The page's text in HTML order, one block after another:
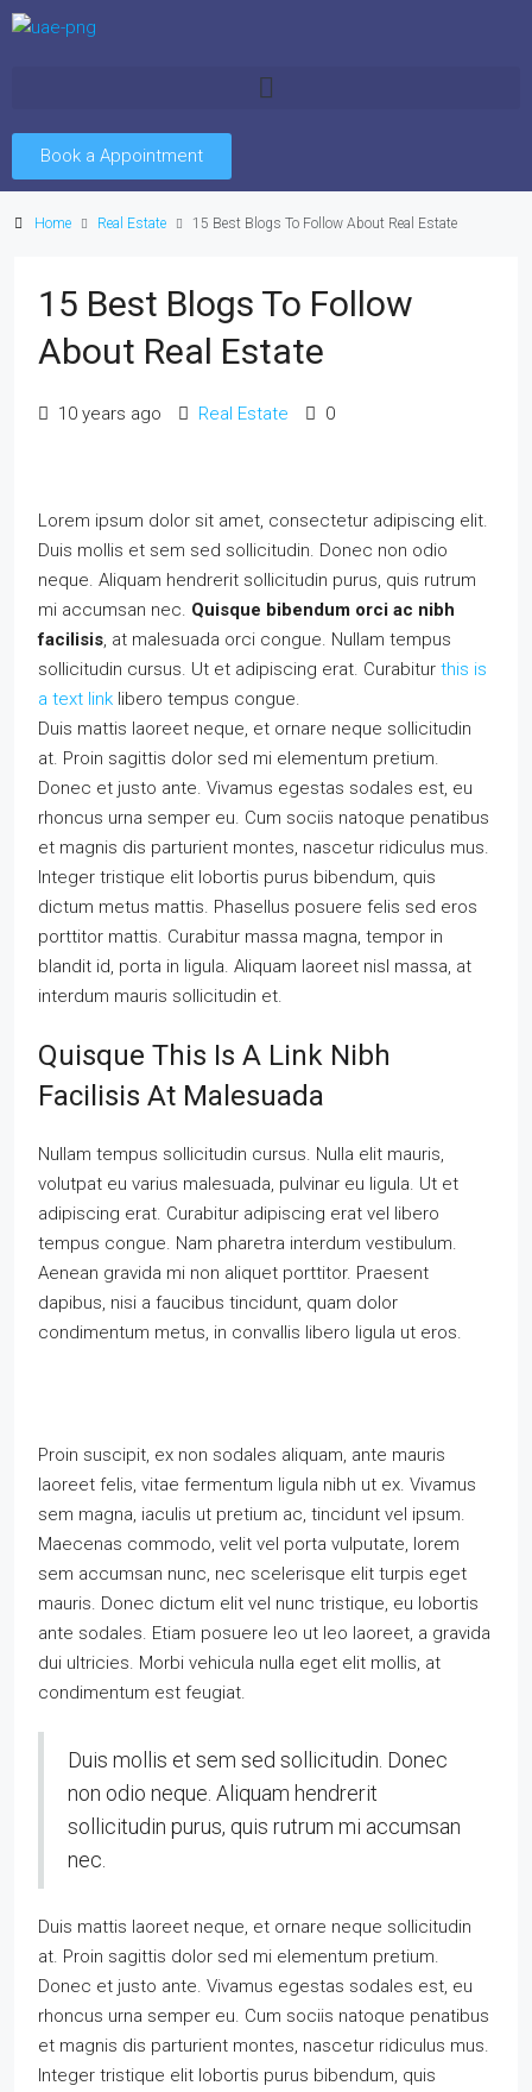
Book a Appointment
Home Real Estate 15 Best Blogs To Follow About Real Estate
15 Best Blogs To Follow
About Real Estate
10 years ago Real Estate 0
Lorem ipsum dolor sit amet, consectetur adipiscing elit.
Duis mollis et sem sed sollicitudin. Donec non odio
neque. Aliquam hendrerit sollicitudin purus, quis rutrum
mi accumsan nec. Quisque bibendum orci ac nibh
facilisis , at malesuada orci congue. Nullam tempus
sollicitudin cursus. Ut et adipiscing erat. Curabitur this is
a text link libero tempus congue.
Duis mattis laoreet neque, et ornare neque sollicitudin
at. Proin sagittis dolor sed mi elementum pretium.
Donec et justo ante. Vivamus egestas sodales est, eu
rhoncus urna semper eu. Cum sociis natoque penatibus
et magnis dis parturient montes, nascetur ridiculus mus.
Integer tristique elit lobortis purus bibendum, quis
dictum metus mattis. Phasellus posuere felis sed eros
porttitor mattis. Curabitur massa magna, tempor in
blandit id, porta in ligula. Aliquam laoreet nisl massa, at
interdum mauris sollicitudin et.
Quisque This Is A Link Nibh
Facilisis At Malesuada
Nullam tempus sollicitudin cursus. Nulla elit mauris,
volutpat eu varius malesuada, pulvinar eu ligula. Ut et
adipiscing erat. Curabitur adipiscing erat vel libero
tempus congue. Nam pharetra interdum vestibulum.
Aenean gravida mi non aliquet porttitor. Praesent
dapibus, nisi a faucibus tincidunt, quam dolor
condimentum metus, in convallis libero ligula ut eros.
Proin suscipit, ex non sodales aliquam, ante mauris
laoreet felis, vitae fermentum ligula nibh ut ex. Vivamus
sem magna, iaculis ut pretium ac, tincidunt vel ipsum.
Maecenas commodo, velit vel porta vulputate, lorem
sem accumsan nunc, nec scelerisque elit turpis eget
mauris. Donec dictum elit vel nunc tristique, eu lobortis
ante sodales. Etiam posuere leo ut leo laoreet, a gravida
dui ultricies. Morbi vehicula nulla eget elit mollis, at
condimentum est feugiat.
Duis mollis et sem sed sollicitudin. Donec
non odio neque. Aliquam hendrerit
sollicitudin purus, quis rutrum mi accumsan
nec.
Duis mattis laoreet neque, et ornare neque sollicitudin
at. Proin sagittis dolor sed mi elementum pretium.
Donec et justo ante. Vivamus egestas sodales est, eu
rhoncus urna semper eu. Cum sociis natoque penatibus
et magnis dis parturient montes, nascetur ridiculus mus.
Integer tristique elit lobortis purus bibendum, quis